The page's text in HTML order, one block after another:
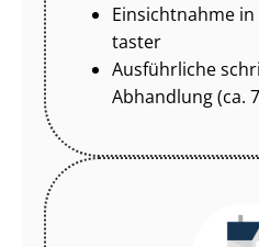
Einsichtnahme
tas­ter
Ausführliche
Abhandlung (ca.